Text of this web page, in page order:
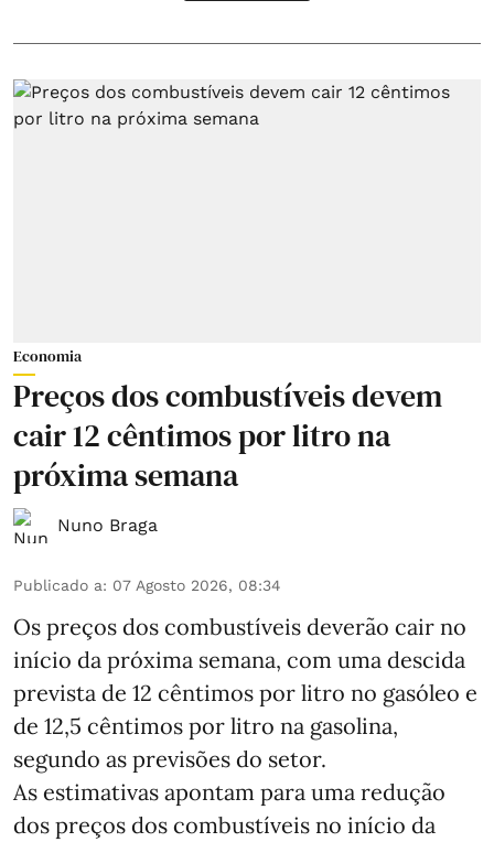
Economia
Preços dos combustíveis devem
cair 12 cêntimos por litro na
próxima semana
Nuno Braga
Publicado a: 07 Agosto 2026, 08:34
Os preços dos combustíveis deverão cair no
início da próxima semana, com uma descida
prevista de 12 cêntimos por litro no gasóleo e
de 12,5 cêntimos por litro na gasolina,
segundo as previsões do setor.
As estimativas apontam para uma redução
dos preços dos combustíveis no início da